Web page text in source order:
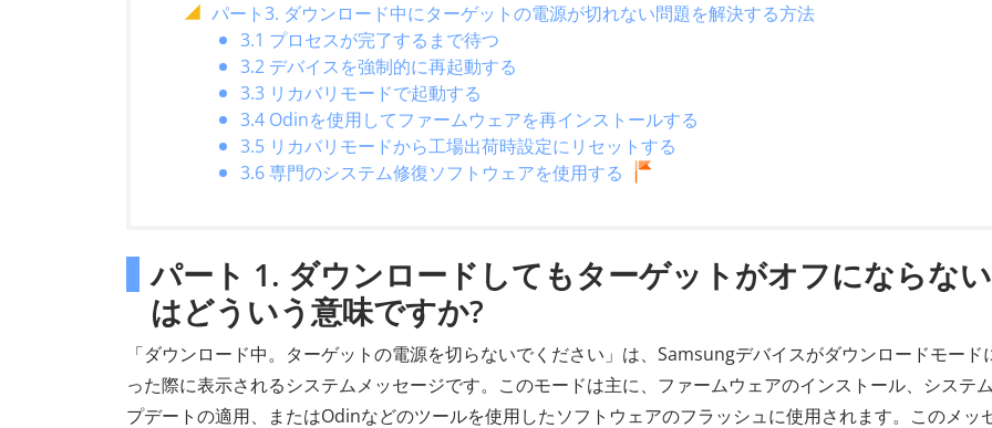
パート3. ダウンロード中にターゲットの電源が切れない問題を解決する方法
3.1 プロセスが完了するまで待つ
3.2 デバイスを強制的に再起動する
3.3 リカバリモードで起動する
3.4 Odinを使用してファームウェアを再インストールする
3.5 リカバリモードから工場出荷時設定にリセットする
3.6 専門のシステム修復ソフトウェアを使用する
パート 1. ダウンロードしてもターゲットがオフにならな
はどういう意味ですか?
「ダウンロード中。ターゲットの電源を切らないでください」は、Samsungデバイスがダウンロードモード
った際に表示されるシステムメッセージです。このモードは主に、ファームウェアのインストール、システ
プデートの適用、またはOdinなどのツールを使用したソフトウェアのフラッシュに使用されます。このメッ